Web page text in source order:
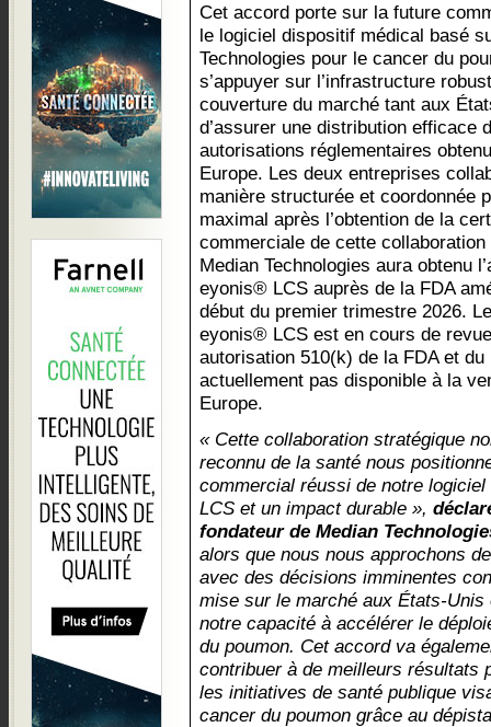
Cet accord porte sur la future
le logiciel dispositif médical basé
Technologies pour le cancer du
s’appuyer sur l’infrastructure
couverture du marché tant aux
d’assurer une distribution efficace
autorisations réglementaires
Europe. Les deux entreprises
manière structurée et coordonnée
maximal après l’obtention de la
commerciale de cette
Median Technologies aura obtenu
eyonis® LCS auprès de la FDA
début du premier trimestre 2026.
eyonis® LCS est en cours de revue
autorisation 510(k) de la FDA et du
actuellement pas disponible à la
Europe.
« Cette collaboration stratégique
reconnu de la santé nous
commercial réussi de notre
LCS et un impact durable »,
fondateur de Median
alors que nous nous approchons
avec des décisions imminentes
mise sur le marché aux États-
notre capacité à accélérer le
du poumon. Cet accord va
contribuer à de meilleurs résultats
les initiatives de santé publique
cancer du poumon grâce au